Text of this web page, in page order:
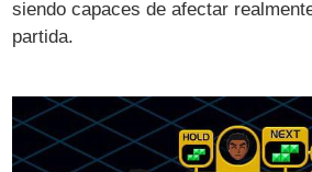
siendo capaces de afectar
partida.